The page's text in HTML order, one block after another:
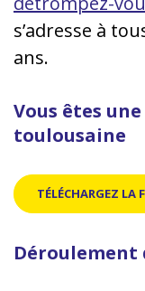
s’adresse à
ans.
Vous êtes
toulousaine
TÉLÉCHARGEZ LA
Déroulement